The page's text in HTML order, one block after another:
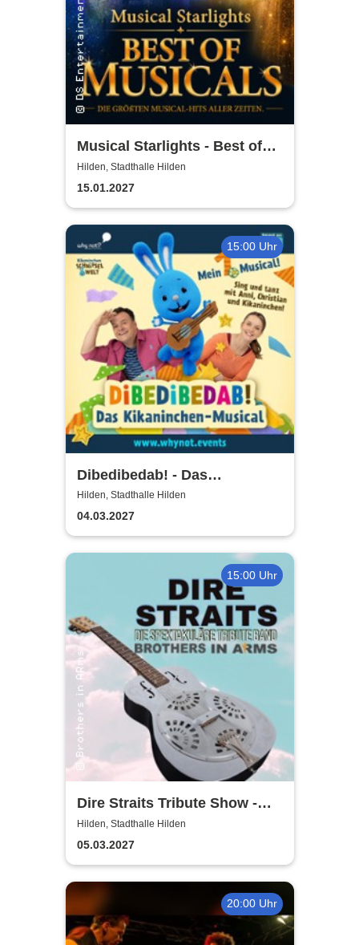
Musical Starlights - Best of
Musicals
Hilden, Stadthalle Hilden
15.01.2027
15:00 Uhr
Dibedibedab! - Das
Kikaninchen-Musical
Hilden, Stadthalle Hilden
04.03.2027
15:00 Uhr
Dire Straits Tribute Show -
Brothers in Arms
Hilden, Stadthalle Hilden
05.03.2027
20:00 Uhr